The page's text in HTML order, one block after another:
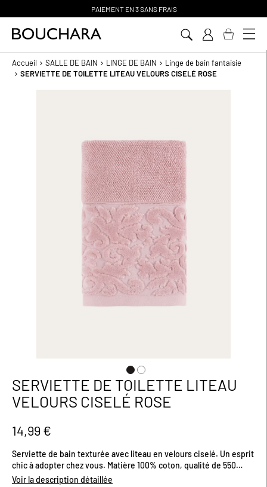
PAIEMENT EN 3 SANS FRAIS
Accueil SALLE DE BAIN LINGE DE BAIN
Linge de bain fantaisie
SERVIETTE DE TOILETTE LITEAU VELOURS CISELÉ ROSE
Passer
au
début
la
Galerie
d’images
SERVIETTE DE TOILETTE LITEAU
VELOURS CISELÉ ROSE
14,99 €
Serviette de bain texturée avec liteau en velours ciselé. Un esprit
chic à adopter chez vous. Matière 100% coton, qualité de 550
gr/m² : Une éponge extra moelleuse qui offre un pouvoir
Voir la description détaillée